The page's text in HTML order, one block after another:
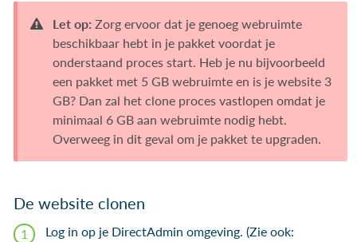
Let op: Zorg ervoor dat je genoeg webruimte
beschikbaar hebt in je pakket voordat je
onderstaand proces start. Heb je nu bijvoorbeeld
een pakket met 5 GB webruimte en is je website 3
GB? Dan zal het clone proces vastlopen omdat je
minimaal 6 GB aan webruimte nodig hebt.
Overweeg in dit geval om je pakket te upgraden.
De website clonen
Log in op je DirectAdmin omgeving. (Zie ook: